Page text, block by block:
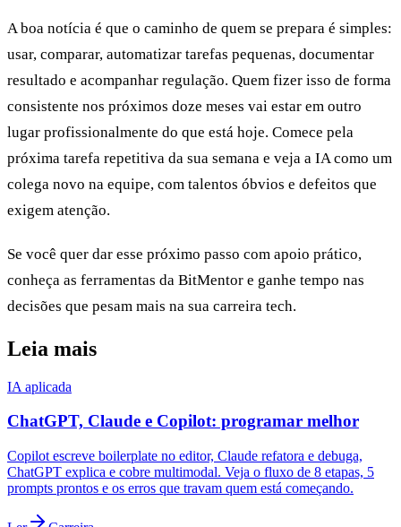
A boa notícia é que o caminho de quem se prepara é simples:
usar, comparar, automatizar tarefas pequenas, documentar
resultado e acompanhar regulação. Quem fizer isso de forma
consistente nos próximos doze meses vai estar em outro
lugar profissionalmente do que está hoje. Comece pela
próxima tarefa repetitiva da sua semana e veja a IA como um
colega novo na equipe, com talentos óbvios e defeitos que
exigem atenção.
Se você quer dar esse próximo passo com apoio prático,
conheça as ferramentas da BitMentor e ganhe tempo nas
decisões que pesam mais na sua carreira tech.
Leia mais
IA aplicada
ChatGPT, Claude e Copilot: programar melhor
Copilot escreve boilerplate no editor, Claude refatora e debuga,
ChatGPT explica e cobre multimodal. Veja o fluxo de 8 etapas, 5
prompts prontos e os erros que travam quem está começando.